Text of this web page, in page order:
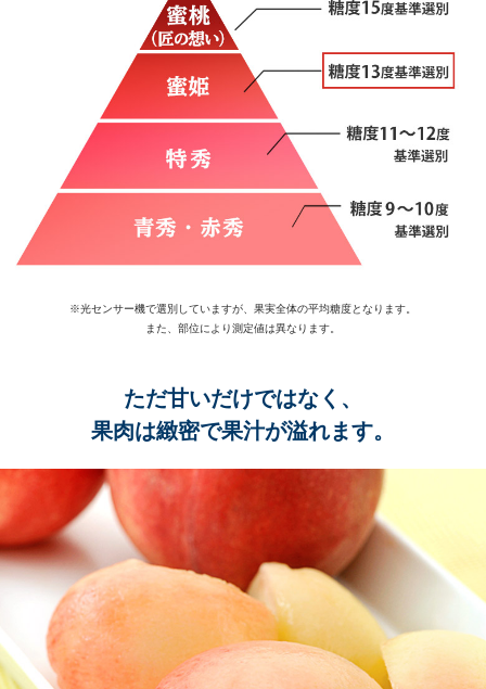
※光センサー機で選別していますが、果実全体の平均糖度となります。
また、部位により測定値は異なります。
ただ甘いだけではなく、
果肉は緻密で果汁が溢れます。